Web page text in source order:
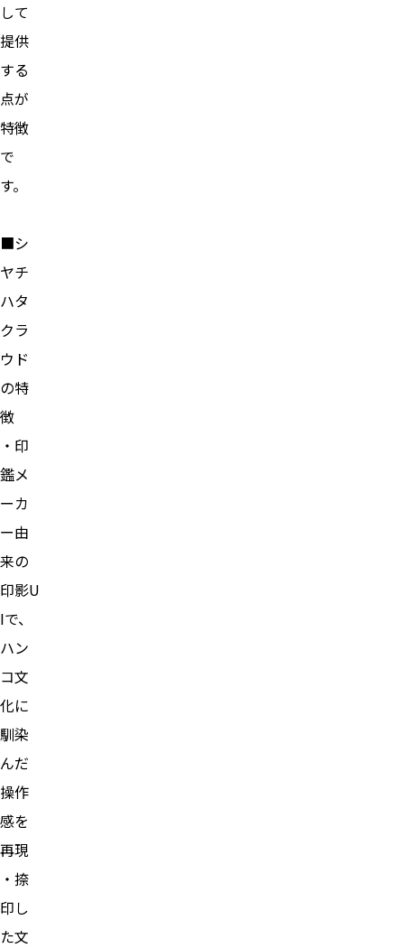
して
提供
する
点が
特徴
で
す。
■シ
ヤチ
ハタ
クラ
ウド
の特
徴
・印
鑑メ
ーカ
ー由
来の
印影U
Iで、
ハン
コ文
化に
馴染
んだ
操作
感を
再現
・捺
印し
た文